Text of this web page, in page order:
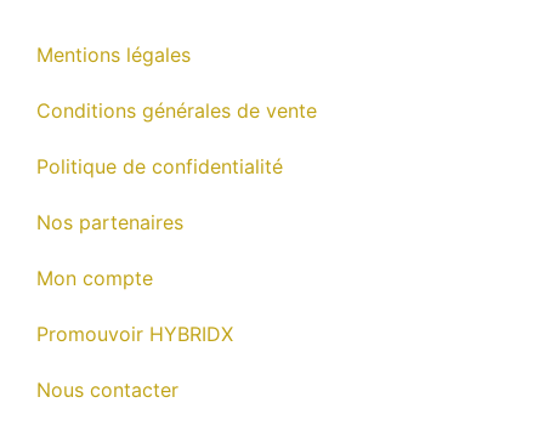
Mentions légales
Conditions générales de vente
Politique de confidentialité
Nos partenaires
Mon compte
Promouvoir HYBRIDX
Nous contacter